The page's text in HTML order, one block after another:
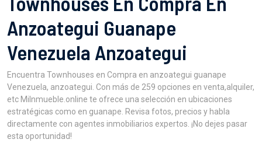
Anzoategui Guanape
Venezuela Anzoategui
Encuentra Townhouses en Compra en anzoategui guanape
Venezuela, anzoategui. Con más de 259 opciones en venta,alquiler,
etc MiInmueble.online te ofrece una selección en ubicaciones
estratégicas como en guanape. Revisa fotos, precios y habla
directamente con agentes inmobiliarios expertos. ¡No dejes pasar
esta oportunidad!